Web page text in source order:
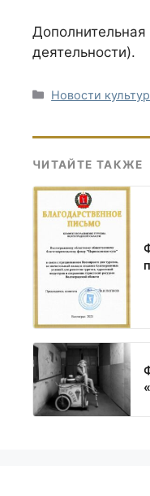
деятельности).
Рубрики
Новости
ЧИТАЙТЕ ТАКЖЕ